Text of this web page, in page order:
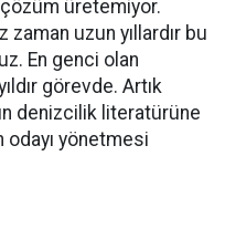
üretemiyor.
zaman uzun yıllardır bu
En genci olan
görevde. Artık
denizcilik literatürüne
odayı yönetmesi